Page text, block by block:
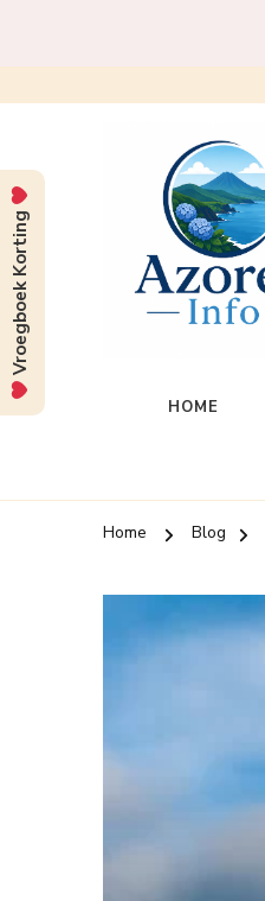
HOME
Home Blog
Vroegboek Korting